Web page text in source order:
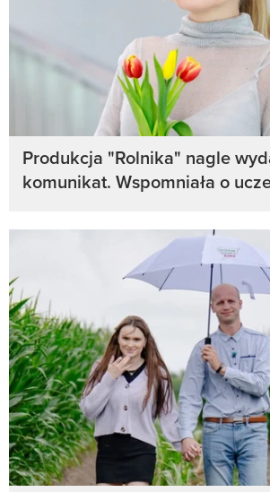
Produkcja "Rolnika" nagle
komunikat. Wspomniała o